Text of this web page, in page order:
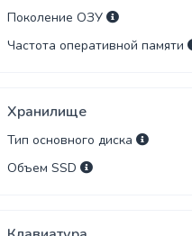
Поколение ОЗУ
Частота оперативной памяти
Хранилище
Тип основного диска
Объем SSD